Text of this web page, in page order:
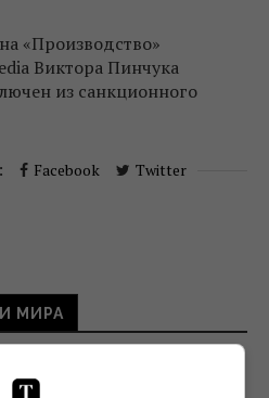
«Производство»
Виктора Пинчука
из санкционного
Facebook Twitter
МИРА
деревьями: спустя